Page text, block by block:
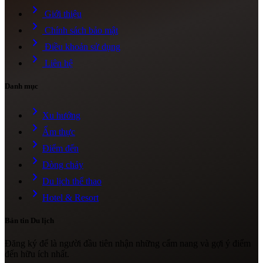
chevron_right Giới thiệu
chevron_right Chính sách bảo mật
chevron_right Điều khoản sử dụng
chevron_right Liên hệ
Danh mục
chevron_right Xu hướng
chevron_right Ẩm thực
chevron_right Điểm đến
chevron_right Dòng chảy
chevron_right Du lịch thể thao
chevron_right Hotel & Resort
Bản tin Du lịch
Đăng ký để là người đầu tiên nhận những cẩm nang và gợi ý điểm
đến hữu ích nhất.